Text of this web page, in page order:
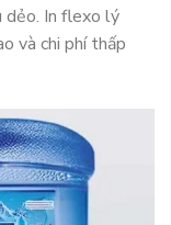
dẻo. In flexo lý
và chi phí thấp